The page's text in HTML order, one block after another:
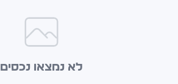
לא נמצאו נכסים